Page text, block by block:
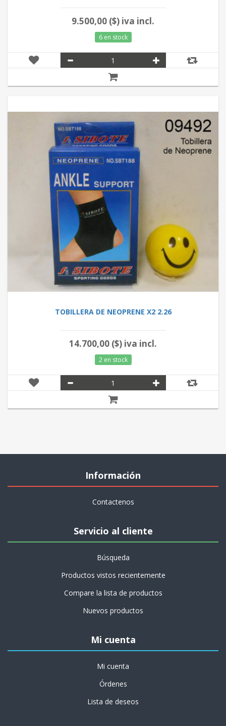
9.500,00 ($) iva incl.
6 en stock
TOBILLERA DE NEOPRENE X2 2.26
14.700,00 ($) iva incl.
2 en stock
Información
Contactenos
Servicio al cliente
Búsqueda
Productos vistos recientemente
Compare la lista de productos
Nuevos productos
Mi cuenta
Mi cuenta
Órdenes
Lista de deseos